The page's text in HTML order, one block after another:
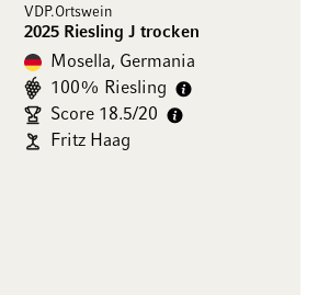
VDP.Ortswein
2025 Riesling J trocken
Mosella, Germania
100% Riesling
Score 18.5/20
Fritz Haag